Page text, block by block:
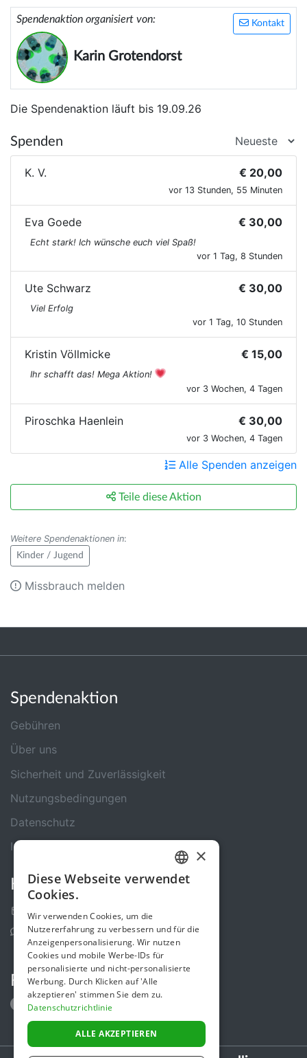
Kontakt
Spendenaktion organisiert von:
Karin Grotendorst
Die Spendenaktion läuft bis 19.09.26
Spenden
K. V. € 20,00
vor 13 Stunden, 55 Minuten
Eva Goede € 30,00
Echt stark! Ich wünsche euch viel Spaß!
vor 1 Tag, 8 Stunden
Ute Schwarz € 30,00
Viel Erfolg
vor 1 Tag, 10 Stunden
Kristin Völlmicke € 15,00
Ihr schafft das! Mega Aktion!
vor 3 Wochen, 4 Tagen
Piroschka Haenlein € 30,00
vor 3 Wochen, 4 Tagen
Alle Spenden anzeigen
Teile diese Aktion
Weitere Spendenaktionen in:
Kinder / Jugend
Missbrauch melden
Spendenaktion
Gebühren
Über uns
Sicherheit und Zuverlässigkeit
Nutzungsbedingungen
Datenschutz
Impressum
Kontakt
Kontakt-Formular
Support Center
Folge uns
GERMAN
×
Diese Webseite verwendet
Cookies.
Wir verwenden Cookies, um die
Nutzererfahrung zu verbessern und für die
Anzeigenpersonalisierung. Wir nutzen
Cookies und mobile Werbe-IDs für
personalisierte und nicht-personalisierte
Werbung. Durch Klicken auf 'Alle
akzeptieren' stimmen Sie dem zu.
Datenschutzrichtlinie
ALLE AKZEPTIEREN